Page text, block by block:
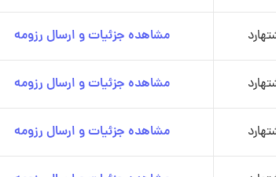
مشاهده جزئیات و ارسال رزومه
مشاهده جزئیات و ارسال رزومه
مشاهده جزئیات و ارسال رزومه